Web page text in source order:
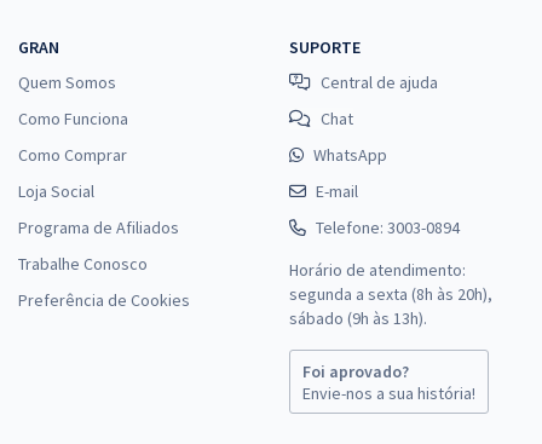
GRAN
Quem Somos
Como Funciona
Como Comprar
Loja Social
Programa de Afiliados
Trabalhe Conosco
Preferência de Cookies
SUPORTE
Central de ajuda
Chat
WhatsApp
E-mail
Telefone: 3003-0894
Horário de atendimento:
segunda a sexta (8h às 20h),
sábado (9h às 13h).
Foi aprovado?
Envie-nos a sua história!